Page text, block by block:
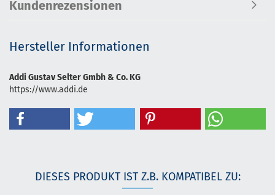
Kundenrezensionen
Hersteller Informationen
Addi Gustav Selter Gmbh & Co. KG
https://www.addi.de
DIESES PRODUKT IST Z.B. KOMPATIBEL ZU: